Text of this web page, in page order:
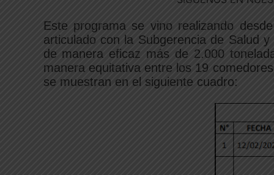
Este programa se vino realizando
articulado con la Subgerencia de Salud
de manera eficaz más de 2.000
manera equitativa entre los 19
se muestran en el siguiente cuadro: